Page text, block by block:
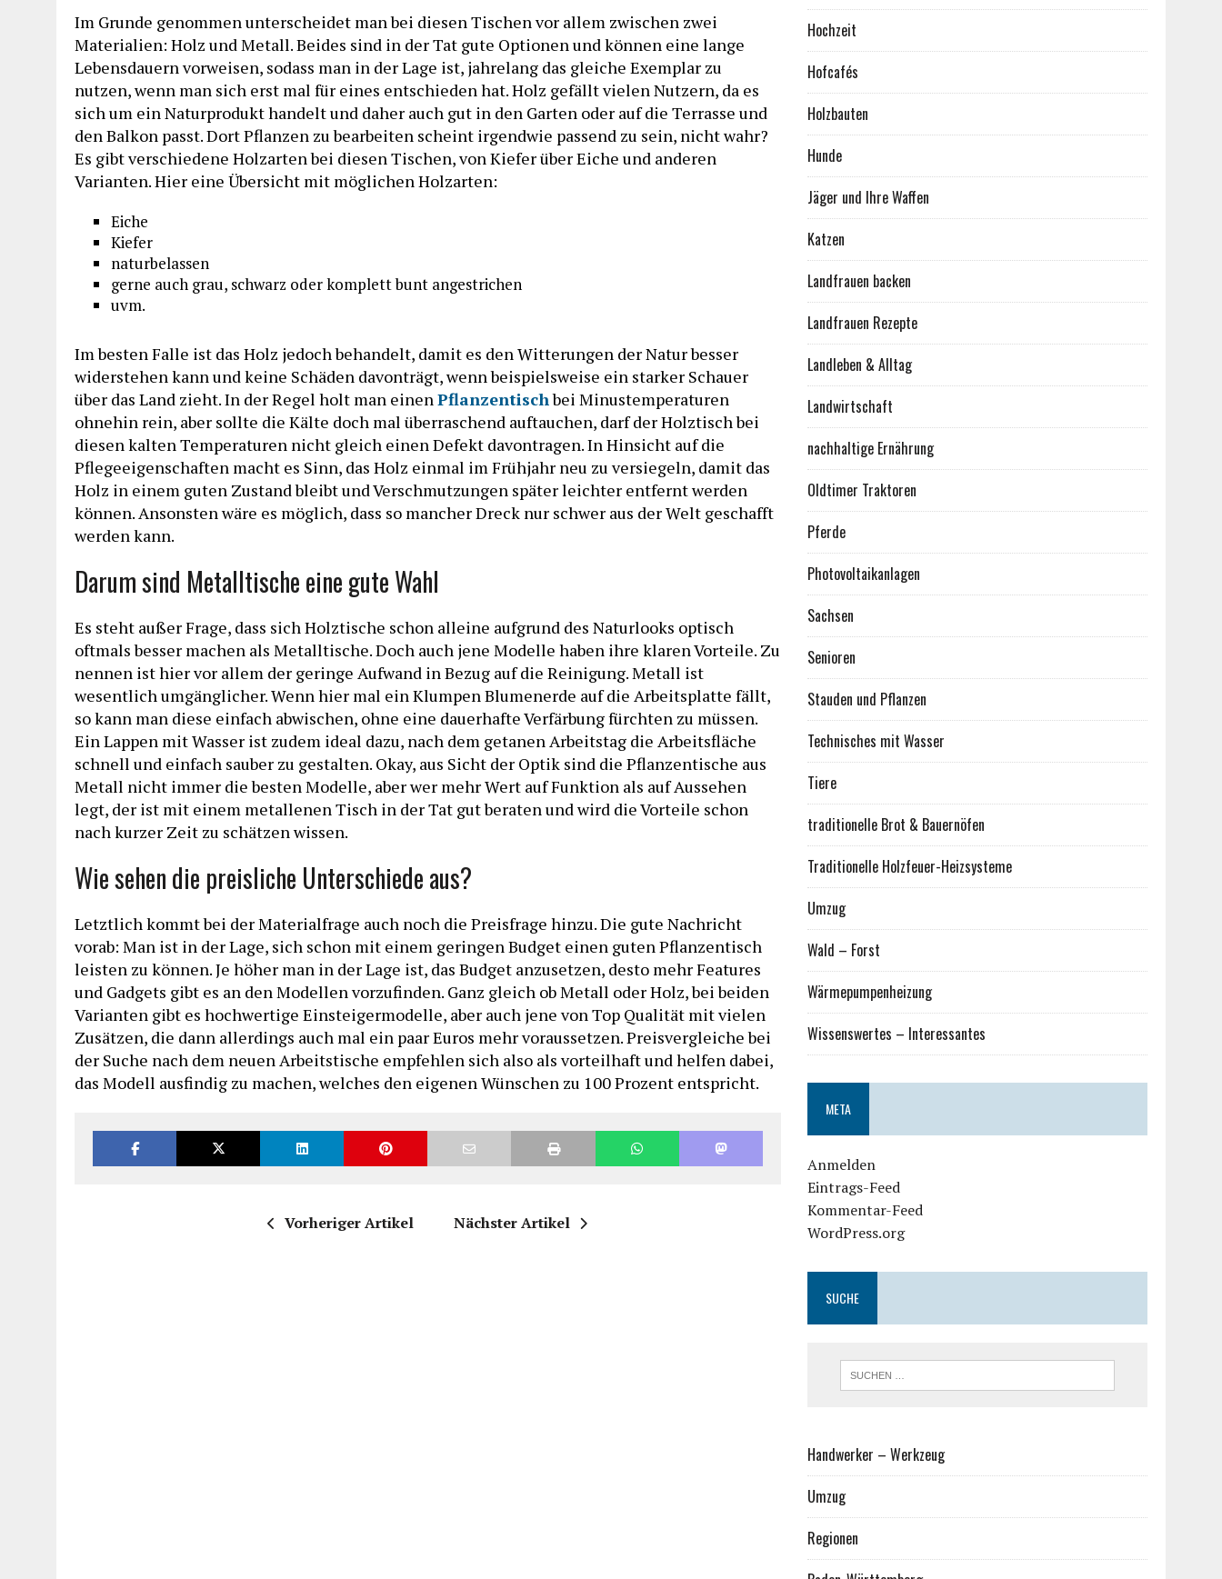
Im Grunde genommen unterscheidet man bei diesen Tischen vor allem zwischen zwei
Materialien: Holz und Metall. Beides sind in der Tat gute Optionen und können eine lange
Lebensdauern vorweisen, sodass man in der Lage ist, jahrelang das gleiche Exemplar zu
nutzen, wenn man sich erst mal für eines entschieden hat. Holz gefällt vielen Nutzern, da es
sich um ein Naturprodukt handelt und daher auch gut in den Garten oder auf die Terrasse und
den Balkon passt. Dort Pflanzen zu bearbeiten scheint irgendwie passend zu sein, nicht wahr?
Es gibt verschiedene Holzarten bei diesen Tischen, von Kiefer über Eiche und anderen
Varianten. Hier eine Übersicht mit möglichen Holzarten:
Eiche
Kiefer
naturbelassen
gerne auch grau, schwarz oder komplett bunt angestrichen
uvm.
Im besten Falle ist das Holz jedoch behandelt, damit es den Witterungen der Natur besser
widerstehen kann und keine Schäden davonträgt, wenn beispielsweise ein starker Schauer
über das Land zieht. In der Regel holt man einenPflanzentischbei Minustemperaturen
ohnehin rein, aber sollte die Kälte doch mal überraschend auftauchen, darf der Holztisch bei
diesen kalten Temperaturen nicht gleich einen Defekt davontragen. In Hinsicht auf die
Pflegeeigenschaften macht es Sinn, das Holz einmal im Frühjahr neu zu versiegeln, damit das
Holz in einem guten Zustand bleibt und Verschmutzungen später leichter entfernt werden
können. Ansonsten wäre es möglich, dass so mancher Dreck nur schwer aus der Welt geschafft
werden kann.
Darum sind Metalltische eine gute Wahl
Es steht außer Frage, dass sich Holztische schon alleine aufgrund des Naturlooks optisch
oftmals besser machen als Metalltische. Doch auch jene Modelle haben ihre klaren Vorteile. Zu
nennen ist hier vor allem der geringe Aufwand in Bezug auf die Reinigung. Metall ist
wesentlich umgänglicher. Wenn hier mal ein Klumpen Blumenerde auf die Arbeitsplatte fällt,
so kann man diese einfach abwischen, ohne eine dauerhafte Verfärbung fürchten zu müssen.
Ein Lappen mit Wasser ist zudem ideal dazu, nach dem getanen Arbeitstag die Arbeitsfläche
schnell und einfach sauber zu gestalten. Okay, aus Sicht der Optik sind die Pflanzentische aus
Metall nicht immer die besten Modelle, aber wer mehr Wert auf Funktion als auf Aussehen
legt, der ist mit einem metallenen Tisch in der Tat gut beraten und wird die Vorteile schon
nach kurzer Zeit zu schätzen wissen.
Wie sehen die preisliche Unterschiede aus?
Letztlich kommt bei der Materialfrage auch noch die Preisfrage hinzu. Die gute Nachricht
vorab: Man ist in der Lage, sich schon mit einem geringen Budget einen guten Pflanzentisch
leisten zu können. Je höher man in der Lage ist, das Budget anzusetzen, desto mehr Features
und Gadgets gibt es an den Modellen vorzufinden. Ganz gleich ob Metall oder Holz, bei beiden
Varianten gibt es hochwertige Einsteigermodelle, aber auch jene von Top Qualität mit vielen
Zusätzen, die dann allerdings auch mal ein paar Euros mehr voraussetzen. Preisvergleiche bei
der Suche nach dem neuen Arbeitstische empfehlen sich also als vorteilhaft und helfen dabei,
das Modell ausfindig zu machen, welches den eigenen Wünschen zu 100 Prozent entspricht.
Vorheriger Artikel Nächster Artikel
Hochzeit
Hofcafés
Holzbauten
Hunde
Jäger und Ihre Waffen
Katzen
Landfrauen backen
Landfrauen Rezepte
Landleben & Alltag
Landwirtschaft
nachhaltige Ernährung
Oldtimer Traktoren
Pferde
Photovoltaikanlagen
Sachsen
Senioren
Stauden und Pflanzen
Technisches mit Wasser
Tiere
traditionelle Brot & Bauernöfen
Traditionelle Holzfeuer-Heizsysteme
Umzug
Wald – Forst
Wärmepumpenheizung
Wissenswertes – Interessantes
META
Anmelden
Eintrags-Feed
Kommentar-Feed
WordPress.org
SUCHE
Handwerker – Werkzeug
Umzug
Regionen